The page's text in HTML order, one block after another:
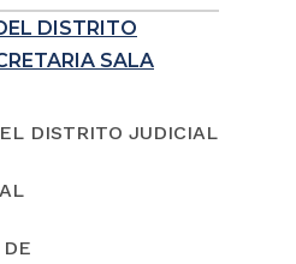
DISTRITO
SALA
DISTRITO JUDICIAL